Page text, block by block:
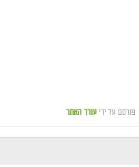
פורסם על ידי עורך האתר